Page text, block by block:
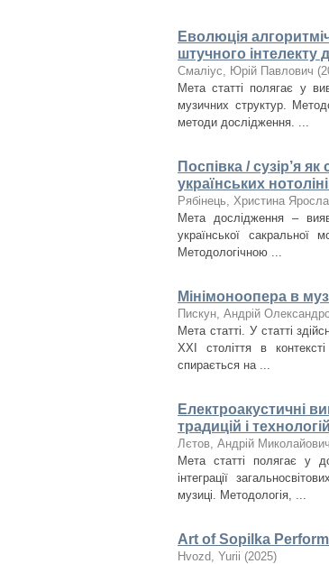
Еволюція
штучного інтелекту
Смаліус, Юрій Павлович (
Мета статті полягає у
музичних структур.
методи дослідження. ...
Поспівка / сузір’я
українських
Рябінець, Христина
Мета дослідження –
української сакральної
Методологічною ...
Мінімоноопера в
Пискун, Андрій
Мета статті. У статті
ХХІ століття в
спирається на ...
Електроакустичні
традицій і технологій
Лєтов, Андрій Миколайович
Мета статті полягає у
інтеграції
музиці. Методологія, ...
Art of Sopilka
Нvozd, Yurii (2025)